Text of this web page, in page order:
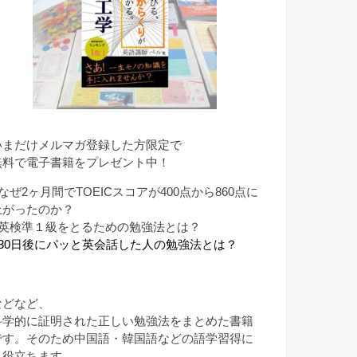
まだけメルマガ登録した方限定で
料で電子書籍をプレゼント中！
ぜ2ヶ月間でTOEICスコアが400点から860点に
ったのか？
検準１級をとるための勉強法とは？
日後にパッと英会話した人の勉強法とは？
など、
学的に証明された正しい勉強法をまとめた書籍
す。そのため中国語・韓国語などの語学習得に